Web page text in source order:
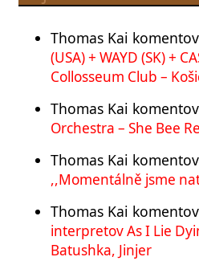
Thomas Kai
(USA) + WAYD (SK) +
Collosseum Club –
Thomas Kai
Orchestra – She Bee
Thomas Kai
,,Momentálně jsme
Thomas Kai
interpretov As I Lie
Batushka, Jinjer